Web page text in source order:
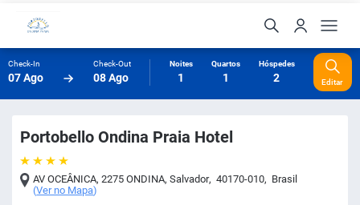
Check-In
07 Ago
Check-Out
08 Ago
Noites
1
Quartos
1
Hóspedes
2 Editar
Portobello Ondina Praia Hotel
AV OCEÂNICA, 2275 ONDINA,Salvador, 40170-010, Brasil
(Ver no Mapa)